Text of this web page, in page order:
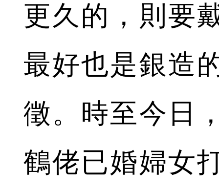
更久的，則要
最好也是銀造
徵。時至今日
鶴佬已婚婦女